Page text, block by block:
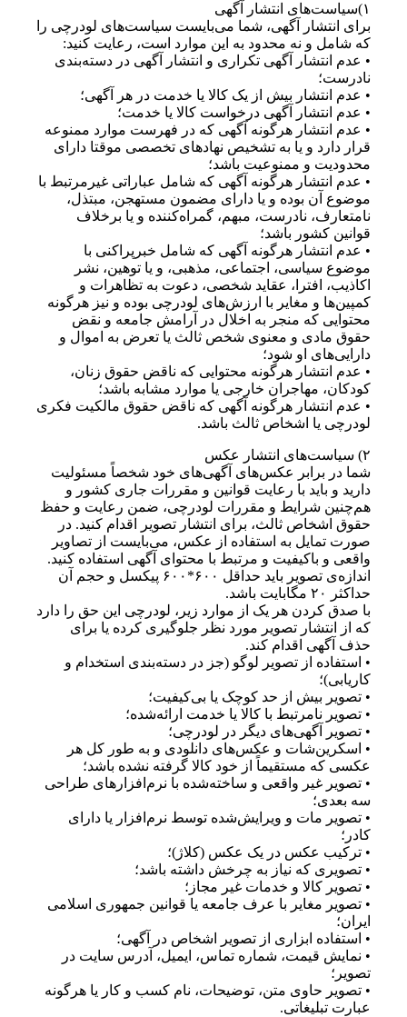
۱)سیاست‌های انتشار آگهی
برای انتشار آگهی، شما می‌بایست سیاست‌های لودرچی را
که شامل و نه محدود به این موارد است، رعایت کنید:
• عدم انتشار آگهی تکراری و انتشار آگهی در دسته‌بندی
نادرست؛
• عدم انتشار بیش از یک کالا یا خدمت در هر آگهی؛
• عدم انتشار آگهی درخواست کالا یا خدمت؛
• عدم انتشار هرگونه آگهی که در فهرست موارد ممنوعه
قرار دارد و یا به تشخیص نهادهای تخصصی موقتا دارای
محدودیت و ممنوعیت باشد؛
• عدم انتشار هرگونه آگهی‌ که شامل عباراتی غیرمرتبط با
موضوع آن بوده و یا دارای مضمون مستهجن، مبتذل،
نامتعارف، نادرست، مبهم، گمراه‌کننده و یا برخلاف
قوانین کشور باشد؛
• عدم انتشار هرگونه آگهی که شامل خبرپراکنی‌ با
موضوع سیاسی، اجتماعی، مذهبی، و یا توهین، نشر
اکاذیب، افترا، عقاید شخصی، دعوت به تظاهرات و
کمپین‌ها و مغایر با ارزش‌های لودرچی بوده و نیز هرگونه
محتوایی که منجر به اخلال در آرامش جامعه و نقض
حقوق مادی و معنوی شخص ثالث یا تعرض به اموال و
دارایی‌های او شود؛
• عدم انتشار هرگونه محتوایی که ناقض حقوق زنان،
کودکان، مهاجران خارجی یا موارد مشابه باشد؛
• عدم انتشار هرگونه آگهی که ناقض حقوق مالکیت فکری
لودرچی یا اشخاص ثالث باشد.
۲) سیاست‌های انتشار عکس
شما در برابر عکس‌های آگهی‌های خود شخصاً مسئولیت
دارید و باید با رعایت قوانین و مقررات جاری کشور و
هم‌چنین شرایط و مقررات لودرچی، ضمن رعایت و حفظ
حقوق اشخاص ثالث، برای انتشار تصویر اقدام کنید. در
صورت تمایل به استفاده از عکس، می‌بایست از تصاویر
واقعی و باکیفیت و مرتبط با محتوای آگهی استفاده کنید.
اندازه‌ی تصویر باید حداقل ۶۰۰*۶۰۰ پیکسل و حجم آن
حداکثر ۲۰ مگابایت باشد.
با صدق کردن هر یک از موارد زیر، لودرچی این حق را دارد
که از انتشار تصویر مورد نظر جلوگیری کرده یا برای
حذف آگهی اقدام کند.
• استفاده از تصویر لوگو (جز در دسته‌بندی استخدام و
کاریابی)؛
• تصویر بیش از حد کوچک یا بی‌کیفیت؛
• تصویر نامرتبط با کالا یا خدمت ارائه‌شده؛
• تصویر آگهی‌های دیگر در لودرچی؛
• اسکرین‌شات و عکس‌های دانلودی و به طور کل هر
عکسی که مستقیماً از خود کالا گرفته نشده باشد؛
• تصویر غیر واقعی و ساخته‌شده با نرم‌افزار‌های طراحی
سه‌ بعدی؛
• تصویر مات و ویرایش‌شده توسط نرم‌افزار یا دارای
کادر؛
• ترکیب عکس در یک عکس (کلاژ)؛
• تصویری که نیاز به چرخش داشته باشد؛
• تصویر کالا و خدمات غیر مجاز؛
• تصویر مغایر با عرف جامعه یا قوانین جمهوری اسلامی
ایران؛
• استفاده ابزاری از تصویر اشخاص در آگهی؛
• نمایش قیمت، شماره تماس، ایمیل، آدرس سایت در
تصویر؛
• تصویر حاوی متن، توضیحات، نام کسب‌ و کار یا هرگونه
عبارت تبلیغاتی.